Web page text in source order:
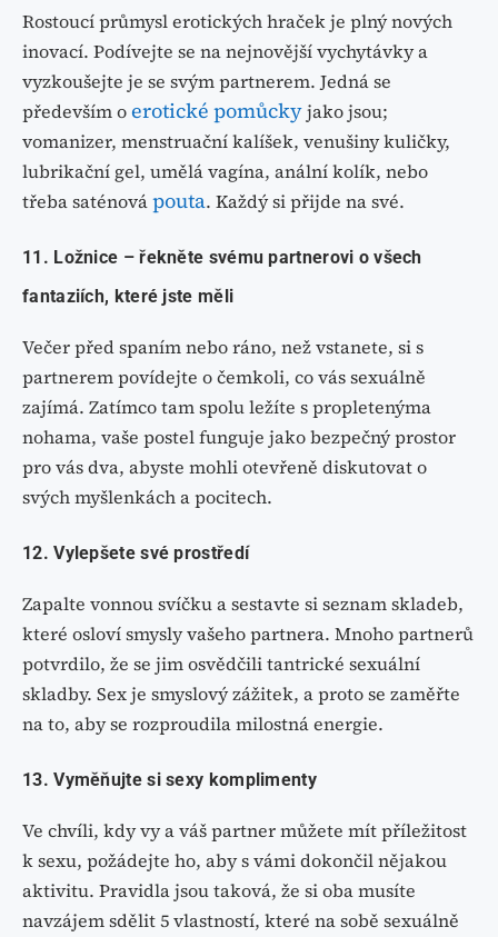
Rostoucí průmysl erotických hraček je plný nových
inovací. Podívejte se na nejnovější vychytávky a
vyzkoušejte je se svým partnerem. Jedná se
především oerotické pomůckyjako jsou;
vomanizer, menstruační kalíšek, venušiny kuličky,
lubrikační gel, umělá vagína, anální kolík, nebo
třeba saténovápouta. Každý si přijde na své.
11. Ložnice – řekněte svému partnerovi o všech
fantaziích, které jste měli
Večer před spaním nebo ráno, než vstanete, si s
partnerem povídejte o čemkoli, co vás sexuálně
zajímá. Zatímco tam spolu ležíte s propletenýma
nohama, vaše postel funguje jako bezpečný prostor
pro vás dva, abyste mohli otevřeně diskutovat o
svých myšlenkách a pocitech.
12. Vylepšete své prostředí
Zapalte vonnou svíčku a sestavte si seznam skladeb,
které osloví smysly vašeho partnera. Mnoho partnerů
potvrdilo, že se jim osvědčili tantrické sexuální
skladby. Sex je smyslový zážitek, a proto se zaměřte
na to, aby se rozproudila milostná energie.
13. Vyměňujte si sexy komplimenty
Ve chvíli, kdy vy a váš partner můžete mít příležitost
k sexu, požádejte ho, aby s vámi dokončil nějakou
aktivitu. Pravidla jsou taková, že si oba musíte
navzájem sdělit 5 vlastností, které na sobě sexuálně